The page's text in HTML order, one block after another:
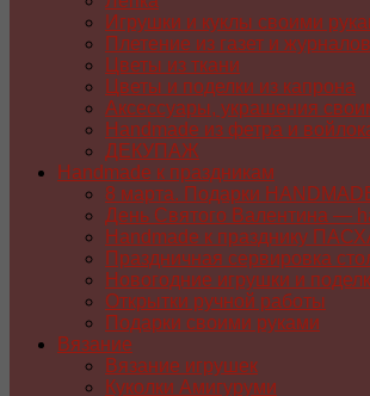
Игрушки и куклы своими
Плетение из газет и журналов
Цветы из ткани
Цветы и поделки из капрона
Аксессуары, украшения
Handmade из фетра и
ДЕКУПАЖ
Handmade к праздникам
8 марта. Подарки
День Святого Валентина —
Handmade к празднику
Праздничная сервировка
Новогодние игрушки и
Открытки ручной работы
Подарки своими руками
Вязание
Вязание игрушек
Куколки Амигуруми